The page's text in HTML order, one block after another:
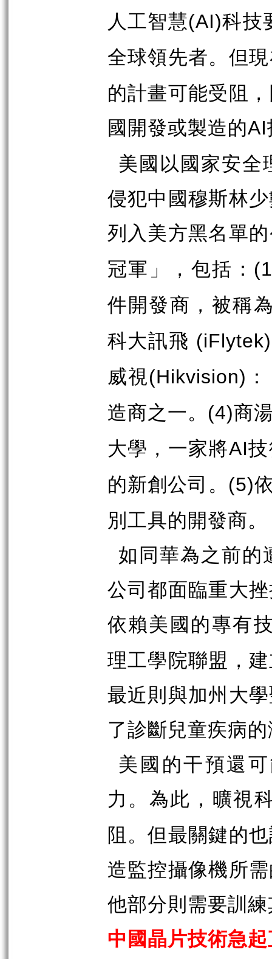
人工智慧(AI)科技
全球領先者。但
的計畫可能受阻
國開發或製造的AI
美國以國家安全
侵犯中國穆斯林
列入美方黑名單
冠軍」，包括：
件開發商，被稱
科大訊飛
威視(Hikvision) ：
造商之一。
(4)商
大學，一家將AI
的新創公司。
(5)
別工具的開發商。
如同華為之前的
公司都面臨重大
依賴美國的專有
理工學院聯盟，
最近則與加州大
了診斷兒童疾病
美國的干預還
力。為此，曠視
阻。但最關鍵的
造監控攝像機所
他部分則需要訓
中國晶片技術急